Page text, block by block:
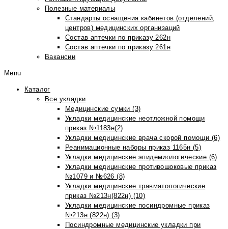
Полезные материалы
Стандарты оснащения кабинетов (отделений,
центров) медицинских организаций
Состав аптечки по приказу 262н
Состав аптечки по приказу 261н
Вакансии
Menu
Каталог
Все укладки
Медицинские сумки (3)
Укладки медицинские неотложной помощи
приказ №1183н(2)
Укладки медицинские врача скорой помощи (6)
Реанимационные наборы приказ 1165н (5)
Укладки медицинские эпидемиологические (6)
Укладки медицинские противошоковые приказ
№1079 и №626 (8)
Укладки медицинские травматологические
приказ №213н(822н) (10)
Укладки медицинские посиндромные приказ
№213н (822н) (3)
Посиндромные медицинские укладки при